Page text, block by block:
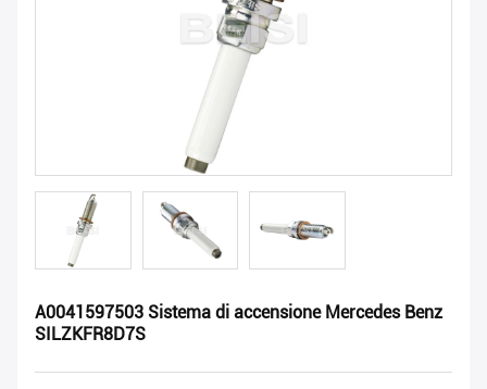
A0041597503 Sistema di accensione Mercedes Benz
SILZKFR8D7S